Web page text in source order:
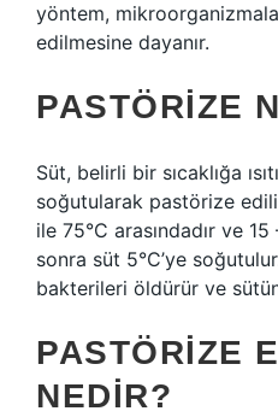
yöntem,
edilmesine dayanır.
PASTÖRIZE
Süt, belirli bir sıcaklığa
soğutularak pastörize
ile 75°C arasındadır ve
sonra süt 5°C’ye
bakterileri öldürür ve
PASTÖRIZE
NEDIR?